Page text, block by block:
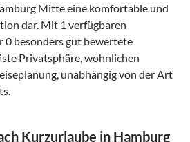
Mitte eine komfortable und
dar. Mit 1 verfügbaren
besonders gut bewertete
Privatsphäre, wohnlichen
unabhängig von der Art
Kurzurlaube in Hamburg